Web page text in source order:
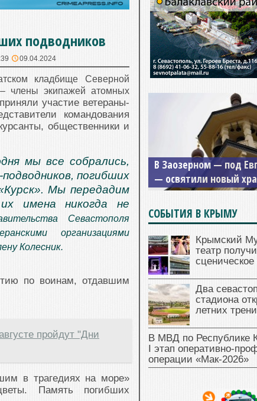
подводников
09.04.2024
кладбище Северной
члены экипажей атомных
участие ветераны-
командования
общественники и
мы все собрались,
погибших
Мы передадим
имена никогда не
Севастополя
организациями
Колесник.
по воинам, отдавшим
пройдут "Дни
в трагедиях на море»
Память погибших
Мужской монастырь
Дамиана в Крыму
для посещения
СОБЫТИЯ В КРЫМУ
Крымский
театр
Два
стадиона
летних
В МВД по Республике
I этап
операции «Мак‑2026»